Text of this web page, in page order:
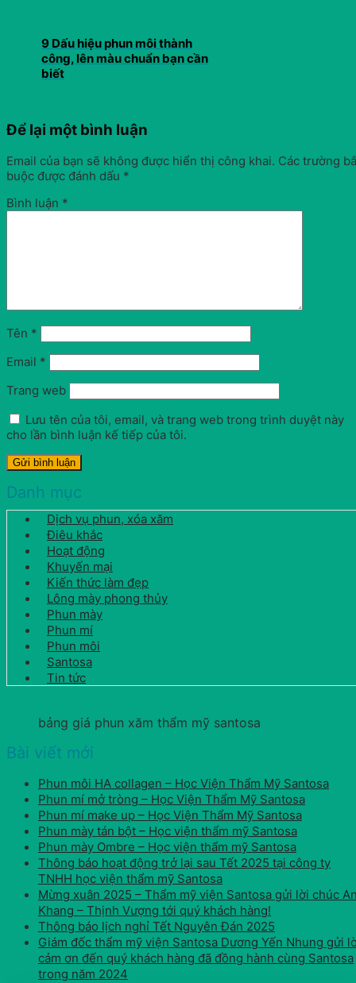
9 Dấu hiệu phun môi thành
công, lên màu chuẩn bạn cần
biết
Để lại một bình luận
Email của bạn sẽ không được hiển thị công khai. Các trường
buộc được đánh dấu *
Bình luận *
Tên *
Email *
Trang web
Lưu tên của tôi, email, và trang web trong trình duyệt này
cho lần bình luận kế tiếp của tôi.
Danh mục
Dịch vụ phun, xóa xăm
Điêu khắc
Hoạt động
Khuyến mại
Kiến thức làm đẹp
Lông mày phong thủy
Phun mày
Phun mí
Phun môi
Santosa
Tin tức
bảng giá phun xăm thẩm mỹ santosa
Bài viết mới
Phun môi HA collagen – Học Viện Thẩm Mỹ Santosa
Phun mí mở tròng – Học Viện Thẩm Mỹ Santosa
Phun mí make up – Học Viện Thẩm Mỹ Santosa
Phun mày tán bột – Học viện thẩm mỹ Santosa
Phun mày Ombre – Học viện thẩm mỹ Santosa
Thông báo hoạt động trở lại sau Tết 2025 tại công ty
TNHH học viện thẩm mỹ Santosa
Mừng xuân 2025 – Thẩm mỹ viện Santosa gửi lời chúc
Khang – Thịnh Vượng tới quý khách hàng!
Thông báo lịch nghỉ Tết Nguyên Đán 2025
Giám đốc thẩm mỹ viện Santosa Dương Yến Nhung gửi
cảm ơn đến quý khách hàng đã đồng hành cùng Santosa
trong năm 2024